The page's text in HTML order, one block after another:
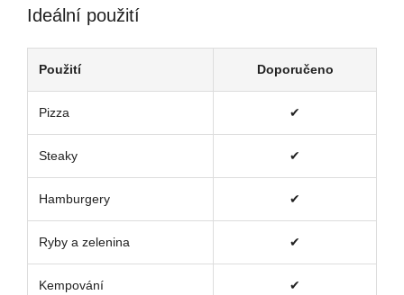
Ideální použití
Použití Doporučeno
Pizza ✔
Steaky ✔
Hamburgery ✔
Ryby a zelenina ✔
Kempování ✔